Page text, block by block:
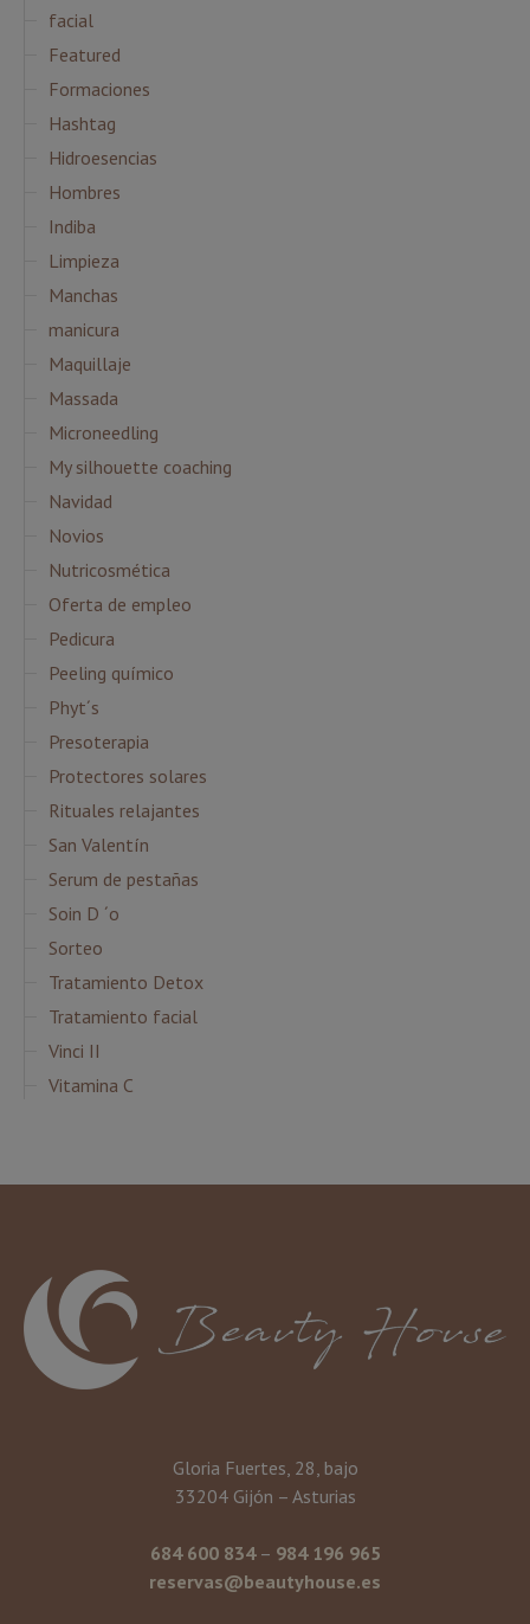
facial
Featured
Formaciones
Hashtag
Hidroesencias
Hombres
Indiba
Limpieza
Manchas
manicura
Maquillaje
Massada
Microneedling
My silhouette coaching
Navidad
Novios
Nutricosmética
Oferta de empleo
Pedicura
Peeling químico
Phyt´s
Presoterapia
Protectores solares
Rituales relajantes
San Valentín
Serum de pestañas
Soin D ´o
Sorteo
Tratamiento Detox
Tratamiento facial
Vinci II
Vitamina C
Gloria Fuertes, 28, bajo
33204 Gijón – Asturias
684 600 834– 984 196 965
reservas@beautyhouse.es